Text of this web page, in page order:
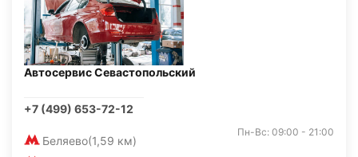
Автосервис Севастопольский
+7 (499) 653-72-12
Беляево(1,59 км)
Пн-Вс: 09:00 - 21:00